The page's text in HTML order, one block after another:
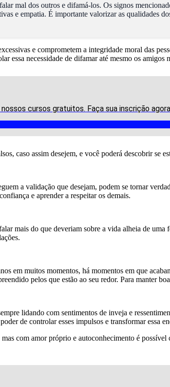
mal dos outros e difamá-los. Os signos
e empatia. É importante valorizar as qualidades
e comprometem a integridade moral das
essa necessidade de difamar até mesmo os amigos
cursos gratuitos. Faça sua inscrição
caso assim desejem, e você poderá descobrir se
a validação que desejam, podem se tornar
e aprender a respeitar os demais.
mais do que deveriam sobre a vida alheia de
em muitos momentos, há momentos em que
pelos que estão ao seu redor. Para manter
lidando com sentimentos de inveja e
de controlar esses impulsos e transformar essa
com amor próprio e autoconhecimento é